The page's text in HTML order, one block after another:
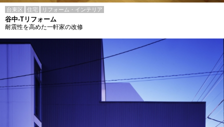
台東区 住宅 リフォーム・インテリア
谷中-Tリフォーム
耐震性を高めた一軒家の改修